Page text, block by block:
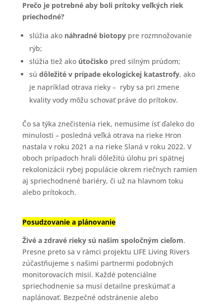
Prečo je potrebné aby boli prítoky veľkých riek
priechodné?
slúžia ako náhradné biotopypre rozmnožovanie
rýb;
slúžia tiež ako útočisko pred silným prúdom;
sú dôležité v prípade ekologickej katastrofy, ako
je napríklad otrava rieky – ryby sa pri zmene
kvality vody môžu schovať práve do prítokov.
Čo sa týka znečistenia riek, nemusíme ísť ďaleko do
minulosti – posledná veľká otrava na rieke Hron
nastala v roku 2021 a na rieke Slaná v roku 2022. V
oboch prípadoch hrali dôležitú úlohu pri spätnej
rekolonizácii rybej populácie okrem riečnych ramien
aj spriechodnené bariéry, či už na hlavnom toku
alebo prítokoch.
Posudzovanie a plánovanie
Živé a zdravé rieky sú našim spoločným cieľom.
Presne preto sa v rámci projektu LIFE Living Rivers
zúčastňujeme s našimi partnermi podobných
monitorovacích misií. Každé potenciálne
spriechodnenie sa musí detailne preskúmať a
naplánovať. Bezpečné odstránenie alebo